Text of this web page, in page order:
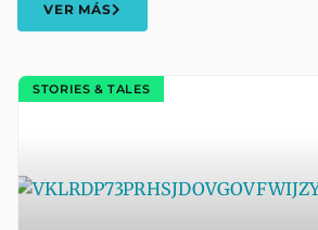
VER MÁS
STORIES & TALES